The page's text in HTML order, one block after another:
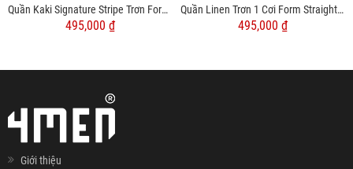
Quần Kaki Signature Stripe Trơn Form Regular QK036
495,000 ₫
Quần Linen Trơn 1 Cơi Form Straight QK035
495,000 ₫
Giới thiệu